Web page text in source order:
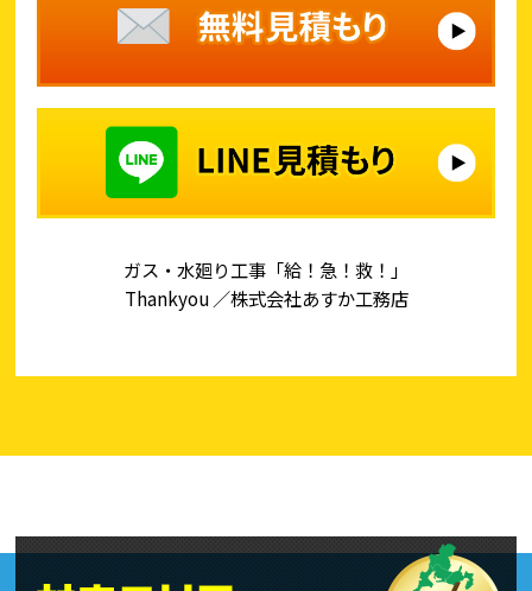
ガス・水廻り工事「給！急！救！」
Thankyou ／株式会社あすか工務店